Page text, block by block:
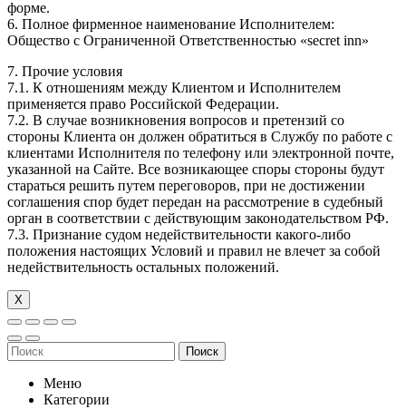
форме.
6. Полное фирменное наименование Исполнителем:
Общество с Ограниченной Ответственностью «secret inn»
7. Прочие условия
7.1. К отношениям между Клиентом и Исполнителем
применяется право Российской Федерации.
7.2. В случае возникновения вопросов и претензий со
стороны Клиента он должен обратиться в Службу по работе с
клиентами Исполнителя по телефону или электронной почте,
указанной на Сайте. Все возникающее споры стороны будут
стараться решить путем переговоров, при не достижении
соглашения спор будет передан на рассмотрение в судебный
орган в соответствии с действующим законодательством РФ.
7.3. Признание судом недействительности какого-либо
положения настоящих Условий и правил не влечет за собой
недействительность остальных положений.
Х
Поиск
Меню
Категории